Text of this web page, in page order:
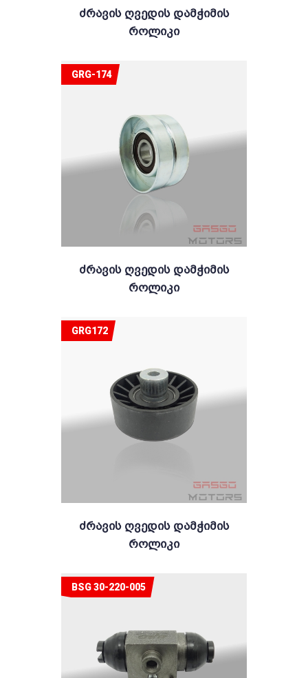
Ძრავის Ღვედის Დამჭიმის
Როლიკი
Ძრავის Ღვედის Დამჭიმის
Როლიკი
GRG-174
Ძრავის Ღვედის Დამჭიმის
Როლიკი
GRG172
BSG 30-220-005